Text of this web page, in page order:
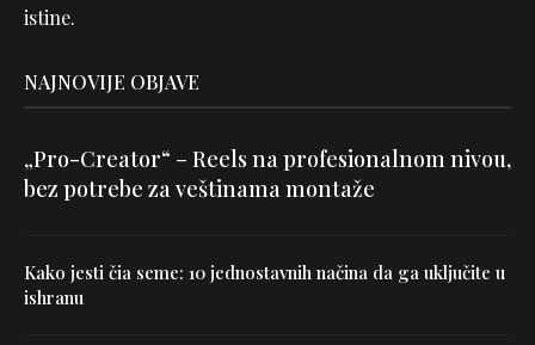
istine.
NAJNOVIJE OBJAVE
„Pro-Creator“ – Reels na profesionalnom nivou,
bez potrebe za veštinama montaže
Kako jesti čia seme: 10 jednostavnih načina da ga uključite u
ishranu